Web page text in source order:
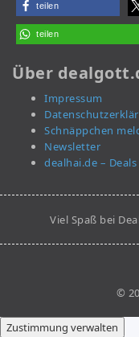
teilen
teilen
Über
Impressum
Schnäppchen
Newsletter
dealhai.de –
Viel Spaß bei
©
Zustimmung verwalten